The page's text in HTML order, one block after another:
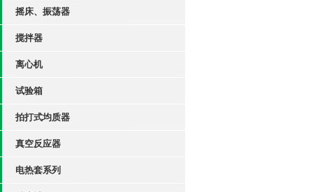
摇床、振荡器
搅拌器
离心机
试验箱
拍打式均质器
真空反应器
电热套系列